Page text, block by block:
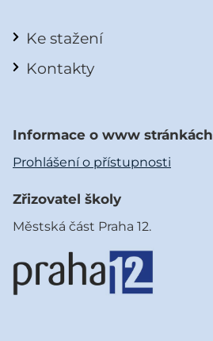
Ke stažení
Kontakty
Informace o www stránkách
Prohlášení o přístupnosti
Zřizovatel školy
Městská část Praha 12.